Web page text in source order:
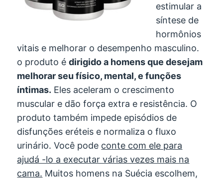
estimular a
síntese de
hormônios
vitais e melhorar o desempenho masculino.
o produto édirigido a homens que desejam
melhorar seu físico, mental, e funções
íntimas. Eles aceleram o crescimento
muscular e dão força extra e resistência. O
produto também impede episódios de
disfunções eréteis e normaliza o fluxo
urinário. Você pode conte com ele para
ajudá -lo a executar várias vezes mais na
cama. Muitos homens na Suécia escolhem,